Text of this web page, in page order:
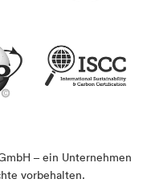
– ein Unternehmen
vorbehalten.